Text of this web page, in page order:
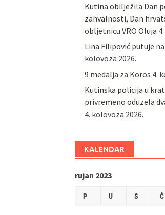
Kutina obilježila Dan
zahvalnosti, Dan
obljetnicu VRO Oluja
Lina Filipović putuje
kolovoza 2026.
9 medalja za Koros 4.
Kutinska policija u
privremeno oduzela
4. kolovoza 2026.
KALENDAR
rujan 2023
P U S Č